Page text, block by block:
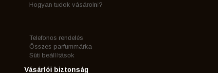
Hogyan tudok vásárolni?
Telefonos rendelés
Összes parfummárka
Süti beállítások
Vásárlói biztonság